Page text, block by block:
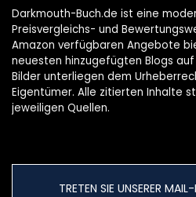
Darkmouth-Buch.de ist eine
Preisvergleichs- und
Amazon verfügbaren Angebote
neuesten hinzugefügten Blogs
Bilder unterliegen dem
Eigentümer. Alle zitierten Inhalte
jeweiligen Quellen.
TRETEN SIE UNSERER